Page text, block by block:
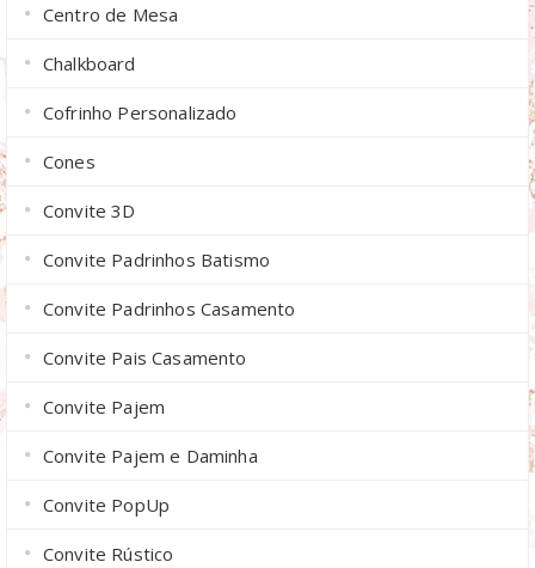
Centro de Mesa
Chalkboard
Cofrinho Personalizado
Cones
Convite 3D
Convite Padrinhos Batismo
Convite Padrinhos Casamento
Convite Pais Casamento
Convite Pajem
Convite Pajem e Daminha
Convite PopUp
Convite Rústico